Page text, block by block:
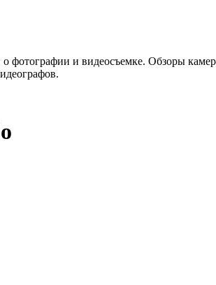
фотографии и видеосъемке. Обзоры